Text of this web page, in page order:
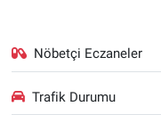
Nöbetçi Eczaneler
Trafik Durumu